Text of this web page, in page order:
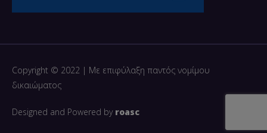
Copyright © 2022 | Με επιφύλαξη παντός νομίμου
δικαιώματος
Designed and Powered by roasc